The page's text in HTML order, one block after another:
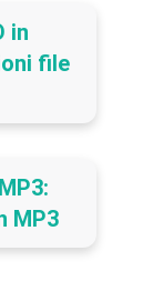
in
file
MP3